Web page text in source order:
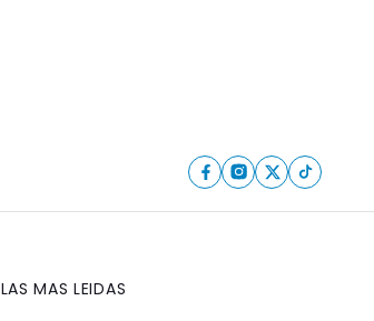
LAS MAS LEIDAS